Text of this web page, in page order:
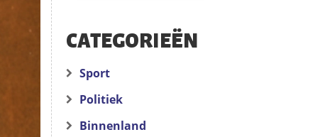
CATEGORIEËN
Sport
Politiek
Binnenland